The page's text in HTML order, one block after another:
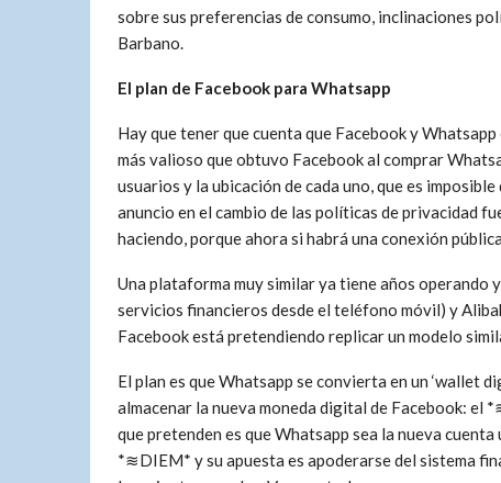
sobre sus preferencias de consumo, inclinaciones
Barbano.
El plan de Facebook para Whatsapp
Hay que tener que cuenta que Facebook y
más valioso que obtuvo Facebook al comprar
usuarios y la ubicación de cada uno, que es
anuncio en el cambio de las políticas de privacidad
haciendo, porque ahora si habrá una conexión
Una plataforma muy similar ya tiene años operando
servicios financieros desde el teléfono móvil) y
Facebook está pretendiendo replicar un modelo
El plan es que Whatsapp se convierta en un ‘wallet
almacenar la nueva moneda digital de Facebook:
que pretenden es que Whatsapp sea la nueva
*≋DIEM* y su apuesta es apoderarse del sistema